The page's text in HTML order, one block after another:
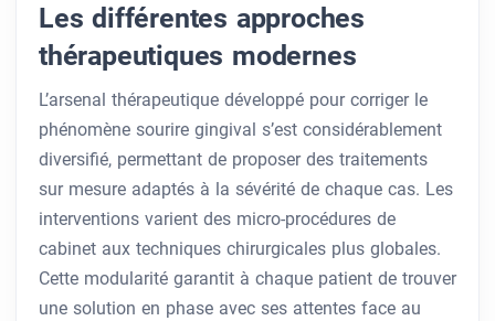
Les différentes approches
thérapeutiques modernes
L’arsenal thérapeutique développé pour corriger le
phénomène sourire gingival s’est considérablement
diversifié, permettant de proposer des traitements
sur mesure adaptés à la sévérité de chaque cas. Les
interventions varient des micro-procédures de
cabinet aux techniques chirurgicales plus globales.
Cette modularité garantit à chaque patient de trouver
une solution en phase avec ses attentes face au